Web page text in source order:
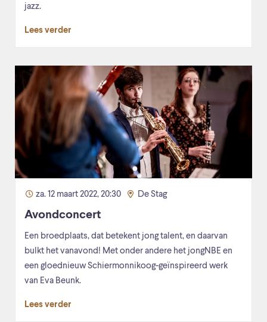
jazz.
Lees verder
za. 12 maart 2022, 20:30 De Stag
Avondconcert
Een broedplaats, dat betekent jong talent, en daarvan
bulkt het vanavond! Met onder andere het jongNBE en
een gloednieuw Schiermonnikoog-geïnspireerd werk
van Eva Beunk.
Lees verder